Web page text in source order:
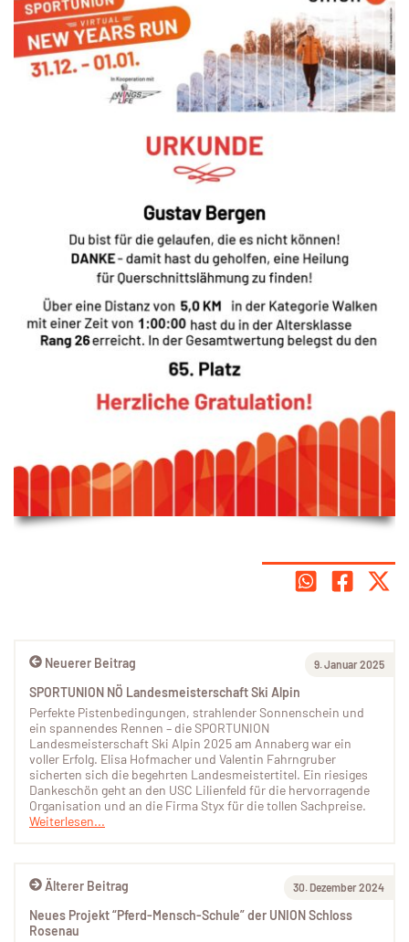
Älterer Beitrag 30. Dezember 2024
Neues Projekt “Pferd-Mensch-Schule” der UNION Schloss
Rosenau
Neuerer Beitrag 9. Januar 2025
SPORTUNION NÖ Landesmeisterschaft Ski Alpin
Perfekte Pistenbedingungen, strahlender Sonnenschein und
ein spannendes Rennen – die SPORTUNION
Landesmeisterschaft Ski Alpin 2025 am Annaberg war ein
voller Erfolg. Elisa Hofmacher und Valentin Fahrngruber
sicherten sich die begehrten Landesmeistertitel. Ein riesiges
Dankeschön geht an den USC Lilienfeld für die hervorragende
Organisation und an die Firma Styx für die tollen Sachpreise.
Weiterlesen...